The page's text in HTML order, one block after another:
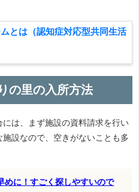
とは（認知症対応型共同生活
の里の入所方法
は、まず施設の資料請求を行い
設なので、空きがないことも多
めに！すごく探しやすいので